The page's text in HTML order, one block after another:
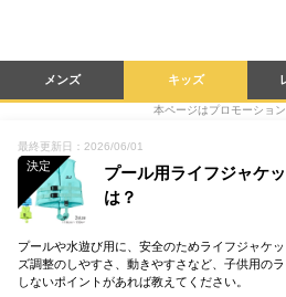
メンズ キッズ
本ページはプロモーショ
最終更新日：2026/06/01
決定
プール用ライフジャケ
は？
プールや水遊び用に、安全のためライフジャケ
ズ調整のしやすさ、動きやすさなど、子供用の
しないポイントがあれば教えてください。